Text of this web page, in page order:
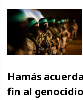
Hamás
fin al